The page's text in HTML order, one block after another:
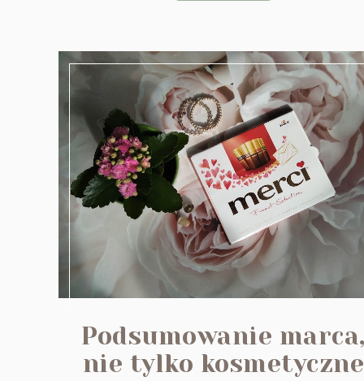
Podsumowanie
nie tylko kosmetyczne